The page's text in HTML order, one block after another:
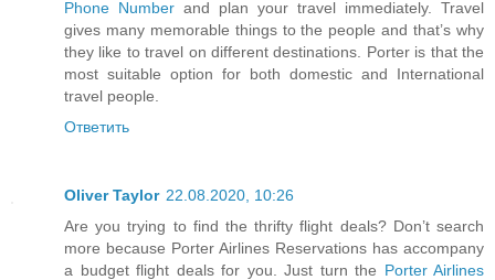
Phone Number and plan your travel immediately. Travel
gives many memorable things to the people and that’s why
they like to travel on different destinations. Porter is that the
most suitable option for both domestic and International
travel people.
Ответить
Oliver Taylor 22.08.2020, 10:26
Are you trying to find the thrifty flight deals? Don’t search
more because Porter Airlines Reservations has accompany
a budget flight deals for you. Just turn the Porter Airlines